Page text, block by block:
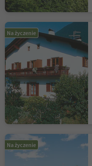
Na życzenie
Na życzenie